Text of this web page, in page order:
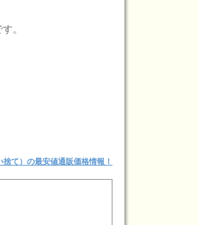
。
て）の最安値通販価格情報！